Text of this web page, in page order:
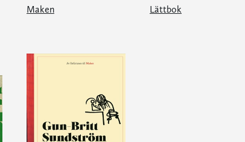
Maken Lättbok